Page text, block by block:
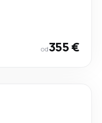
od355 €